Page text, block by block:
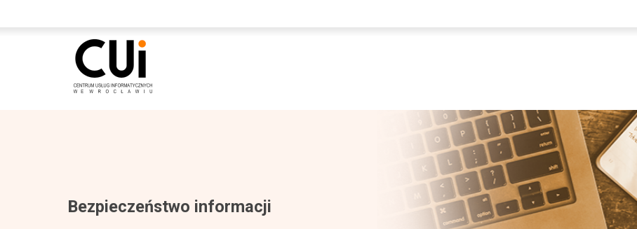
Bezpieczeństwo informacji